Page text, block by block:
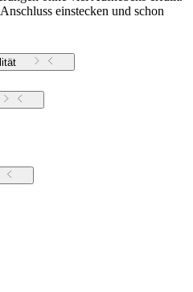
einstecken und schon